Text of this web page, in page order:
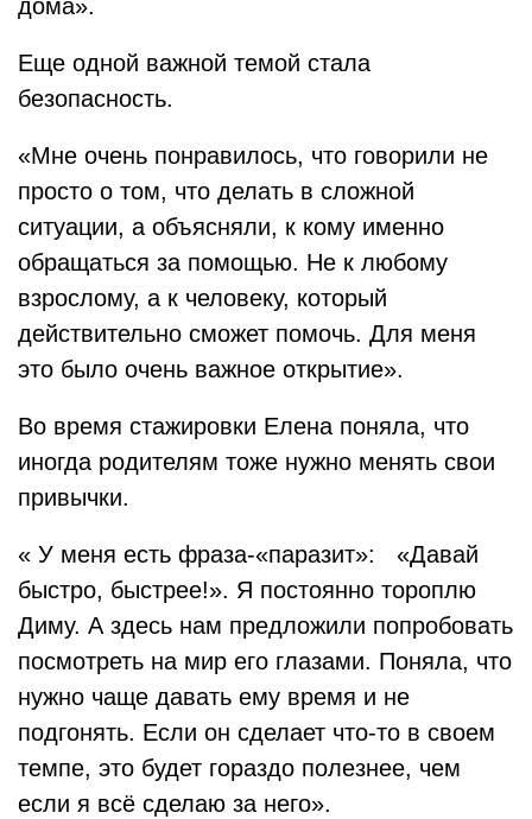
дома».
Еще одной важной темой стала
безопасность.
«Мне очень понравилось, что говорили не
просто о том, что делать в сложной
ситуации, а объясняли, к кому именно
обращаться за помощью. Не к любому
взрослому, а к человеку, который
действительно сможет помочь. Для меня
это было очень важное открытие».
Во время стажировки Елена поняла, что
иногда родителям тоже нужно менять свои
привычки.
« У меня есть фраза-«паразит»: «Давай
быстро, быстрее!». Я постоянно тороплю
Диму. А здесь нам предложили попробовать
посмотреть на мир его глазами. Поняла, что
нужно чаще давать ему время и не
подгонять. Если он сделает что-то в своем
темпе, это будет гораздо полезнее, чем
если я всё сделаю за него».